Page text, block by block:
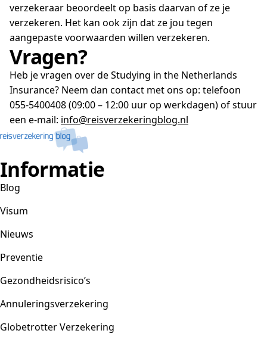
verzekeraar beoordeelt op basis daarvan of ze je
verzekeren. Het kan ook zijn dat ze jou tegen
aangepaste voorwaarden willen verzekeren.
Vragen?
Heb je vragen over de Studying in the Netherlands
Insurance? Neem dan contact met ons op: telefoon
055-5400408 (09:00 – 12:00 uur op werkdagen) of stuur
een e-mail: info@reisverzekeringblog.nl
Informatie
Blog
Visum
Nieuws
Preventie
Gezondheidsrisico’s
Annuleringsverzekering
Globetrotter Verzekering